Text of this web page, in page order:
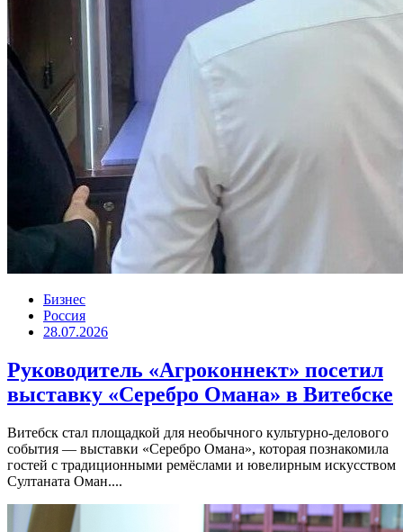
Бизнес
Россия
28.07.2026
Руководитель «Агроконнект» посетил
выставку «Серебро Омана» в Витебске
Витебск стал площадкой для необычного культурно-делового
события — выставки «Серебро Омана», которая познакомила
гостей с традиционными ремёслами и ювелирным искусством
Султаната Оман....